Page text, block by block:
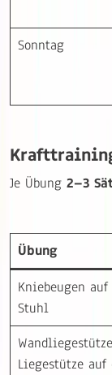
Sonntag
Je Übung 2–3
Übung
Kniebeugen
Stuhl
Liegestütze auf